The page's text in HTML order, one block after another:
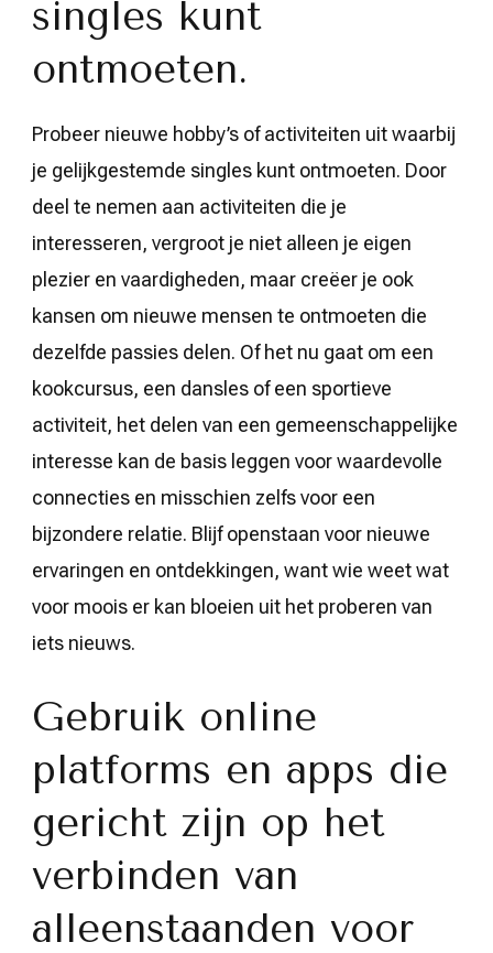
singles kunt
ontmoeten.
Probeer nieuwe hobby’s of activiteiten uit waarbij
je gelijkgestemde singles kunt ontmoeten. Door
deel te nemen aan activiteiten die je
interesseren, vergroot je niet alleen je eigen
plezier en vaardigheden, maar creëer je ook
kansen om nieuwe mensen te ontmoeten die
dezelfde passies delen. Of het nu gaat om een
kookcursus, een dansles of een sportieve
activiteit, het delen van een gemeenschappelijke
interesse kan de basis leggen voor waardevolle
connecties en misschien zelfs voor een
bijzondere relatie. Blijf openstaan voor nieuwe
ervaringen en ontdekkingen, want wie weet wat
voor moois er kan bloeien uit het proberen van
iets nieuws.
Gebruik online
platforms en apps die
gericht zijn op het
verbinden van
alleenstaanden voor